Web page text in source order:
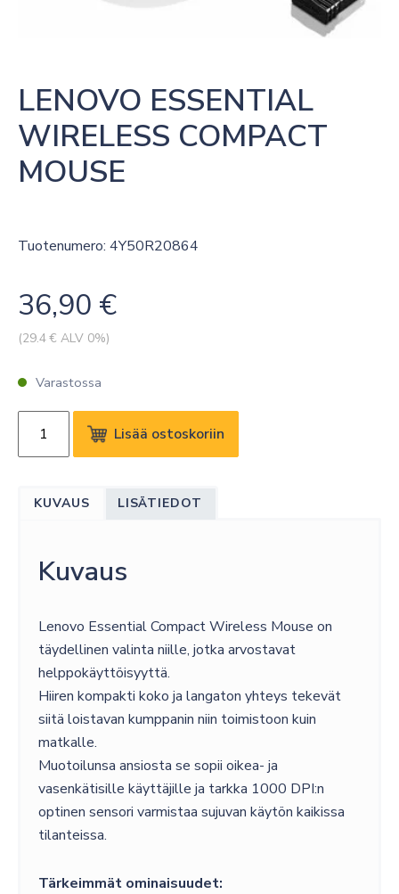
LENOVO ESSENTIAL
WIRELESS COMPACT
MOUSE
Tuotenumero: 4Y50R20864
36,90 €
(29.4€ ALV 0%)
Varastossa
ESSENTIAL
Lisää ostoskoriin
KUVAUS LISÄTIEDOT
Kuvaus
Lenovo Essential Compact Wireless Mouse on
täydellinen valinta niille, jotka arvostavat
helppokäyttöisyyttä.
Hiiren kompakti koko ja langaton yhteys tekevät
siitä loistavan kumppanin niin toimistoon kuin
matkalle.
Muotoilunsa ansiosta se sopii oikea- ja
vasenkätisille käyttäjille ja tarkka 1000 DPI:n
optinen sensori varmistaa sujuvan käytön kaikissa
tilanteissa.
Tärkeimmät ominaisuudet: